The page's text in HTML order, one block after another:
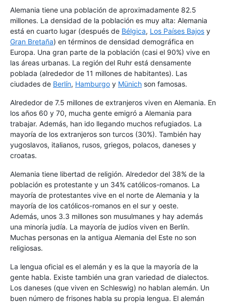
Alemania tiene una población de aproximadamente 82.5
millones. La densidad de la población es muy alta: Alemania
está en cuarto lugar (después de Bélgica, Los Países Bajos y
Gran Bretaña) en términos de densidad demográfica en
Europa. Una gran parte de la población (casi el 90%) vive en
las áreas urbanas. La región del Ruhr está densamente
poblada (alrededor de 11 millones de habitantes). Las
ciudades de Berlín, Hamburgo y Münich son famosas.
Alrededor de 7.5 millones de extranjeros viven en Alemania. En
los años 60 y 70, mucha gente emigró a Alemania para
trabajar. Además, han ido llegando muchos refugiados. La
mayoría de los extranjeros son turcos (30%). También hay
yugoslavos, italianos, rusos, griegos, polacos, daneses y
croatas.
Alemania tiene libertad de religión. Alrededor del 38% de la
población es protestante y un 34% católicos-romanos. La
mayoría de protestantes vive en el norte de Alemania y la
mayoría de los católicos-romanos en el sur y oeste.
Además, unos 3.3 millones son musulmanes y hay además
una minoría judía. La mayoría de judíos viven en Berlín.
Muchas personas en la antigua Alemania del Este no son
religiosas.
La lengua oficial es el alemán y es la que la mayoría de la
gente habla. Existe también una gran variedad de dialectos.
Los daneses (que viven en Schleswig) no hablan alemán. Un
buen número de frisones habla su propia lengua. El alemán